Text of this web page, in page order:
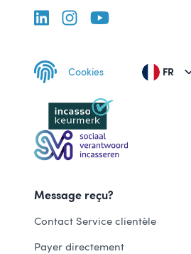
Cookies FR
Message reçu?
Contact Service clientèle
Payer directement